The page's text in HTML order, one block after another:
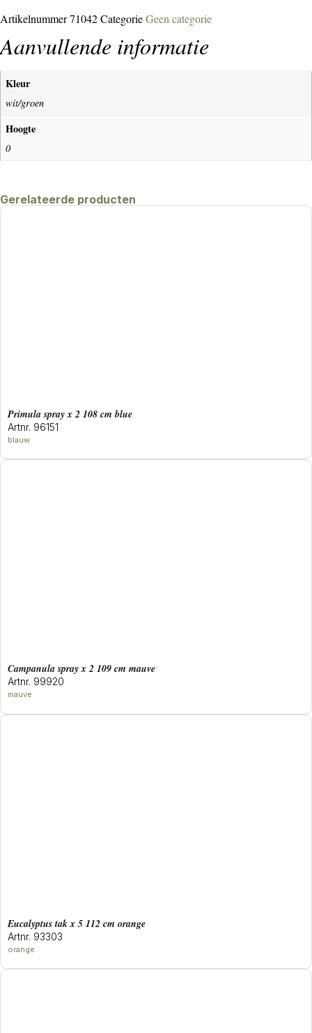
Artikelnummer71042CategorieGeen categorie
Aanvullende informatie
Kleur
wit/groen
Hoogte
0
Gerelateerde producten
primula spray x 2 108 cm blue
Artnr. 96151
blauw
campanula spray x 2 109 cm mauve
Artnr. 99920
mauve
eucalyptus tak x 5 112 cm orange
Artnr. 93303
orange